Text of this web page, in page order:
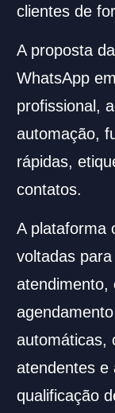
clientes de
A proposta
WhatsApp
profissional,
automação,
rápidas,
contatos.
A plataforma
voltadas
atendimento,
automáticas,
atendentes e
qualificação